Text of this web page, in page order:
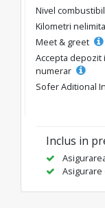
Nivel combustibil
Kilometri
Meet & greet
Accepta depozit
numerar
Sofer Aditional
Inclus in
Asigurare